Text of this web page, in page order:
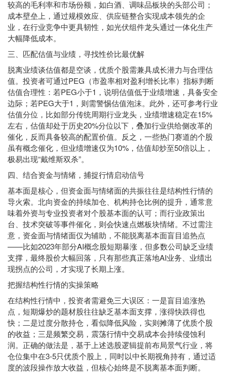
较高的毛利率和市场份额，如白酒、调味品板块的头部公司；
成本壁垒上，通过规模效应、供应链整合实现成本领先的企
业，在行业竞争中更具韧性，如光伏组件龙头通过一体化生产
大幅降低成本。
三、匹配估值与业绩，寻找性价比最优解
脱离业绩谈估值都是空谈，优质个股需兼具成长潜力与合理估
值。投资者可通过PEG（市盈率相对盈利增长比率）指标判断
估值合理性：若PEG小于1，说明估值低于业绩增速，具备安全
边际；若PEG大于1，则需警惕估值泡沫。此外，还可参考行业
估值分位，比如部分传统周期行业龙头，业绩增速稳定在15%
左右，估值却处于历史20%分位以下，叠加行业供给侧改革的
催化，反而具备较高的配置价值。反之，一些热门赛道的个股
虽有概念催化，但业绩增速仅为10%，估值却炒至50倍以上，
极易出现“戴维斯双杀”。
四、结合资金与情绪，捕捉行情启动信号
基本面是核心，但资金面与情绪面的共振往往是结构性行情的
导火索。北向资金的持续加仓、机构持仓比例的提升，通常意
味着外资与专业投资者对个股基本面的认可；而行业政策出
台、技术突破等事件催化，则会快速点燃板块情绪。不过需注
意，资金面与情绪面仅为辅助，不能脱离基本面盲目追热点
——比如2023年部分AI概念股短期暴涨，但多数公司缺乏业绩
支撑，最终股价大幅回落，只有那些真正落地AI业务、业绩出
现拐点的公司，才实现了长期上涨。
把握结构性行情的实操策略
在结构性行情中，投资者需避免三大误区：一是盲目追涨热
点，短期爆炒的题材股往往缺乏基本面支撑，涨得快跌得也
快；二是过度分散持仓，看似降低风险，实则摊薄了优质个股
的收益；三是频繁交易，震荡行情中交易成本会持续侵蚀利
润。正确的做法是，基于上述选股逻辑提前布局景气行业，将
仓位集中在3-5只优质个股上，同时以中长期视角持有，通过适
度的波段操作放大收益，但核心始终是不脱离基本面判断。